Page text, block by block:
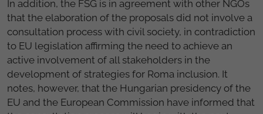
In addition, the FSG is in agreement with other NGOs
that the elaboration of the proposals did not involve a
consultation process with civil society, in contradiction
to EU legislation affirming the need to achieve an
active involvement of all stakeholders in the
development of strategies for Roma inclusion. It
notes, however, that the Hungarian presidency of the
EU and the European Commission have informed that